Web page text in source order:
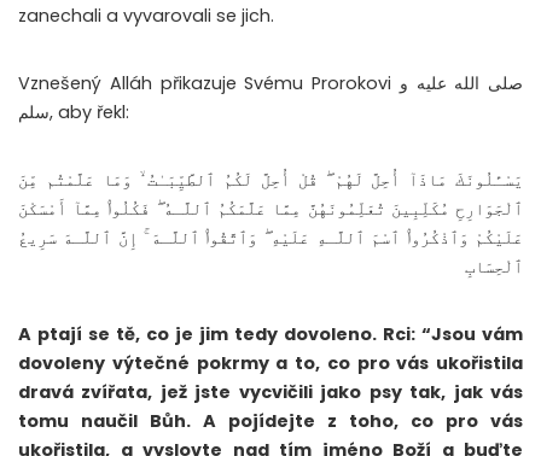
zanechali a vyvarovali se jich.
Vznešený Alláh přikazuje Svému Prorokovi صلى الله عليه و
سلم, aby řekl:
يَسْـَٔلُونَكَ مَاذَآ أُحِلَّ لَهُمْ ۖ قُلْ أُحِلَّ لَكُمُ ٱلطَّيِّبَـٰتُ ۙ وَمَا عَلَّمْتُم مِّنَ
ٱلْجَوَارِحِ مُكَلِّبِينَ تُعَلِّمُونَهُنَّ مِمَّا عَلَّمَكُمُ ٱللَّـهُ ۖ فَكُلُوا۟ مِمَّآ أَمْسَكْنَ
عَلَيْكُمْ وَٱذْكُرُوا۟ ٱسْمَ ٱللَّـهِ عَلَيْهِ ۖ وَٱتَّقُوا۟ ٱللَّـهَ ۚ إِنَّ ٱللَّـهَ سَرِيعُ
ٱلْحِسَابِ
A ptají se tě, co je jim tedy dovoleno. Rci: “Jsou vám
dovoleny výtečné pokrmy a to, co pro vás ukořistila
dravá zvířata, jež jste vycvičili jako psy tak, jak vás
tomu naučil Bůh. A pojídejte z toho, co pro vás
ukořistila, a vyslovte nad tím jméno Boží a buďte